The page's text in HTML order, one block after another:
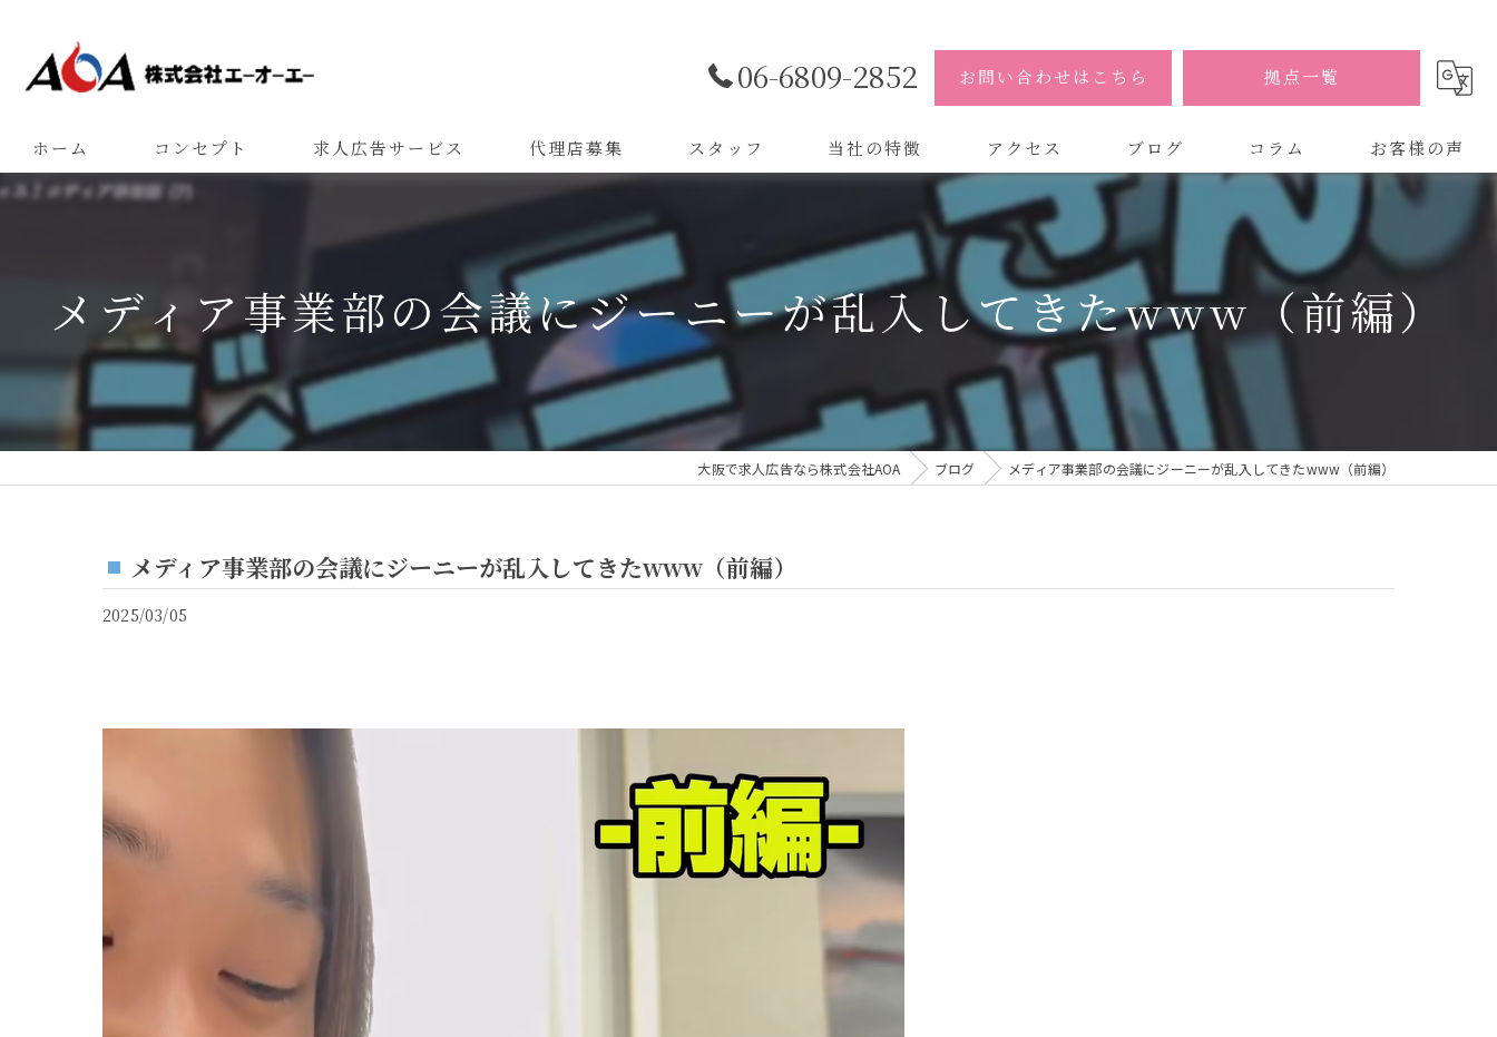
06-6809-2852 お問い合わせはこちら 拠点一覧
ホーム コンセプト 求人広告サービス 代理店募集 スタッフ 当社の特徴
バイトル
デザイン
アクセス
株式会社AOA
株式会社AOA 東京 渋谷オフィス
株式会社AOA 南森町オフィス
ブログ コラム お客様の声
メディア事業部の会議にジーニーが乱入してきたwww（前編）
大阪で求人広告なら株式会社AOA ブログ メディア事業部の会議にジーニーが乱入してきたwww（前編）
メディア事業部の会議にジーニーが乱入してきたwww（前編）
2025/03/05